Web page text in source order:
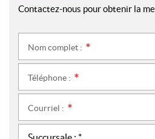
Contactez-nous pour obtenir la
Nom complet :
Téléphone :
Courriel :